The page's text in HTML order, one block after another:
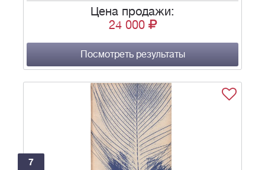
Цена продажи:
24 000
Посмотреть результаты
7